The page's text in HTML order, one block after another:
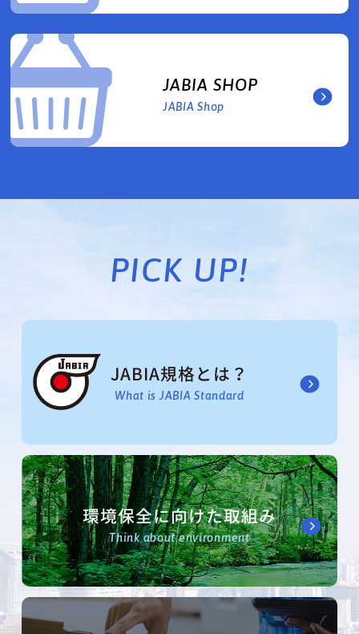
JABIA SHOP
JABIA Shop
PICK UP!
JABIA規格とは？
What is JABIA Standard
環境保全に向けた取組み
Think about environment